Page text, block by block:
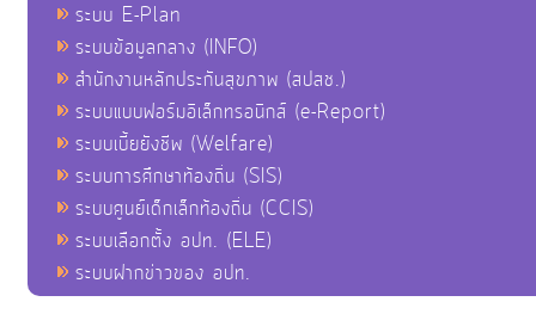
ระบบ E-Plan
ระบบข้อมูลกลาง (INFO)
สำนักงานหลักประกันสุขภาพ (สปสช.)
ระบบแบบฟอร์มอิเล็กทรอนิกส์ (e-Report)
ระบบเบี้ยยังชีพ (Welfare)
ระบบการศึกษาท้องถิ่น (SIS)
ระบบศูนย์เด็กเล็กท้องถิ่น (CCIS)
ระบบเลือกตั้ง อปท. (ELE)
ระบบฝากข่าวของ อปท.